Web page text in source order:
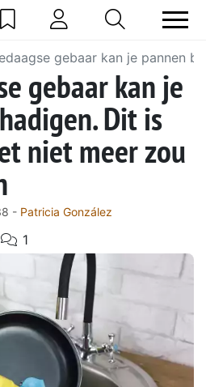
gebaar kan je pannen
gebaar kan je
Dit is
niet meer zou
- Patricia González